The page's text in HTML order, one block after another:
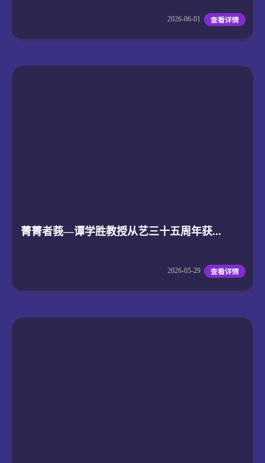
2026-06-01
菁菁者莪—谭学胜教授从艺三十五周年获...
2026-05-29